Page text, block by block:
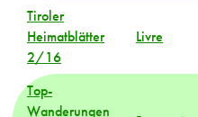
Tiroler
Heimatblätter
2/16
Livre
Top-
Wanderungen